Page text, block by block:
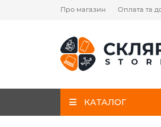
Про магазин Оплата та
КАТАЛОГ